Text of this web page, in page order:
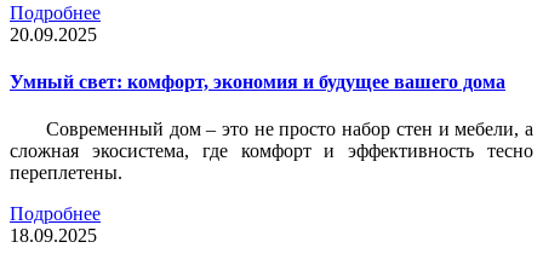
Подробнее
20.09.2025
Умный свет: комфорт, экономия и будущее вашего дома
Современный дом – это не просто набор стен и мебели, а
сложная экосистема, где комфорт и эффективность тесно
переплетены.
Подробнее
18.09.2025